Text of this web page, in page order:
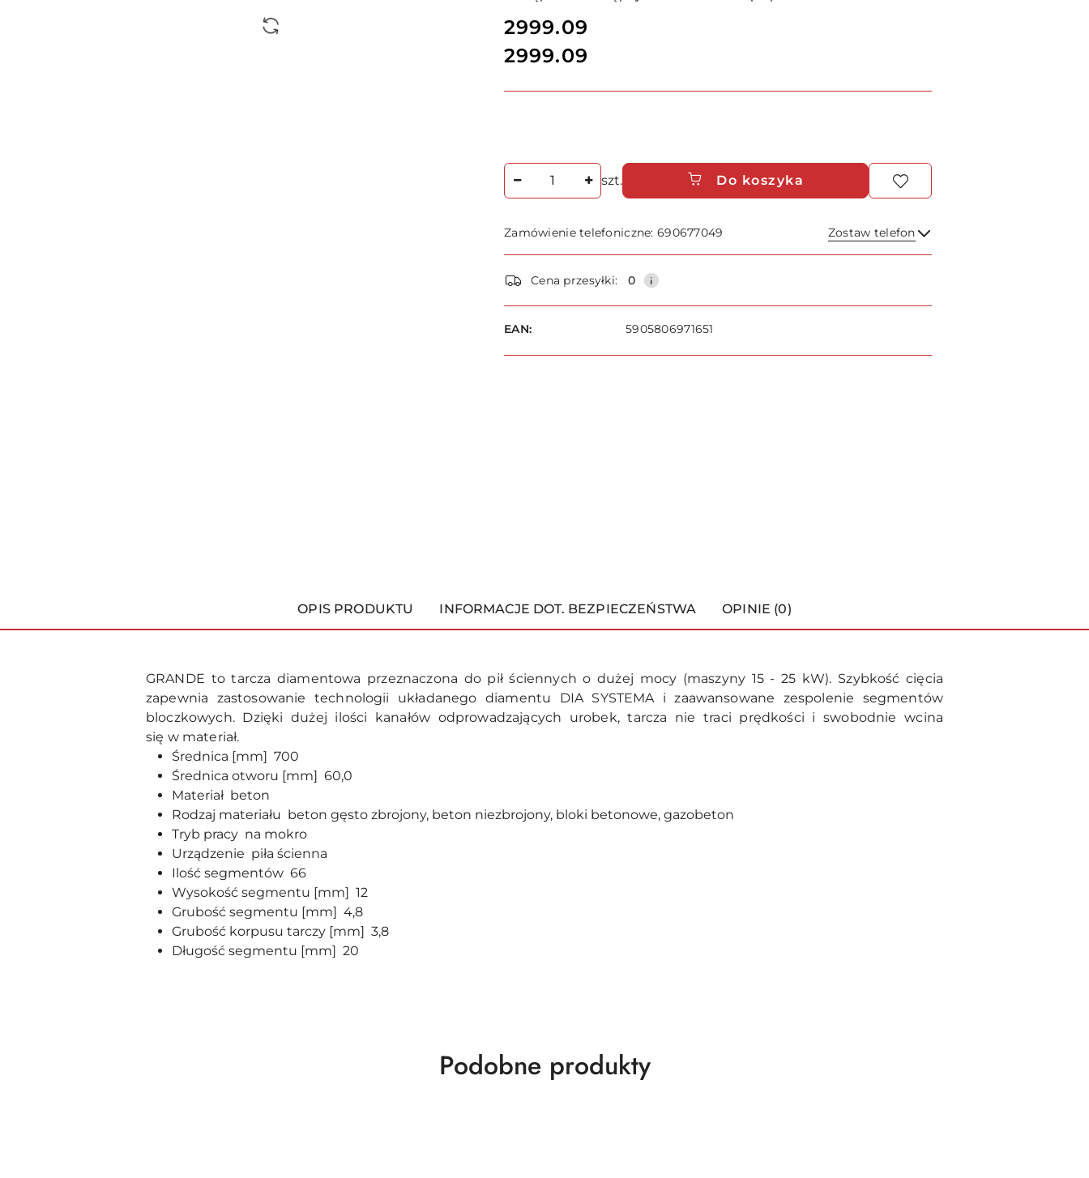
cena:
2999.09
Cena:
2999.09
Ilość
szt. Do koszyka
Zamówienie telefoniczne: 690677049 Zostaw telefon
Wyślij
Dostępność
i
dostawa
Cena przesyłki: 0
EAN: 5905806971651
OPIS PRODUKTU INFORMACJE DOT. BEZPIECZEŃSTWA OPINIE (0)
GRANDE to tarcza diamentowa przeznaczona do pił ściennych o dużej mocy (maszyny 15 - 25 kW). Szybkość cięcia
zapewnia zastosowanie technologii układanego diamentu DIA SYSTEMA i zaawansowane zespolenie segmentów
bloczkowych. Dzięki dużej ilości kanałów odprowadzających urobek, tarcza nie traci prędkości i swobodnie wcina
się w materiał.
Średnica [mm] 700
Średnica otworu [mm] 60,0
Materiał beton
Rodzaj materiału beton gęsto zbrojony, beton niezbrojony, bloki betonowe, gazobeton
Tryb pracy na mokro
Urządzenie piła ścienna
Ilość segmentów 66
Wysokość segmentu [mm] 12
Grubość segmentu [mm] 4,8
Grubość korpusu tarczy [mm] 3,8
Długość segmentu [mm] 20
Produkty
Podobne produkty